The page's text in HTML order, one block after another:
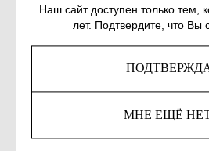
Наш сайт доступен только тем,
лет. Подтвердите, что Вы
МНЕ ЕЩЁ НЕТ
БАБЕЛЬ И.
978-5-9614-8359-8
920 р.
КУПИТЬ